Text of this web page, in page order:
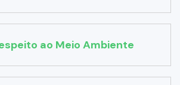
ao Meio Ambiente